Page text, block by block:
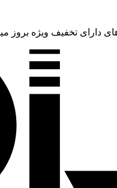
دارای تخفیف ویژه بروز